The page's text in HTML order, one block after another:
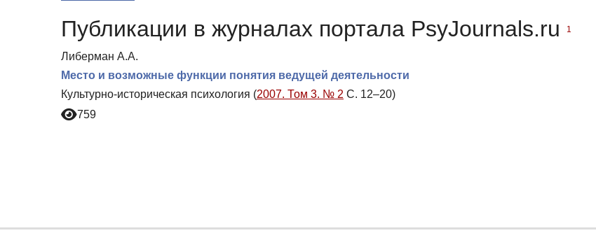
Публикации в журналах портала PsyJournals.ru 1
Либерман А.А.
Место и возможные функции понятия ведущей деятельности
Культурно-историческая психология (2007. Том 3. № 2 С. 12–20)
759